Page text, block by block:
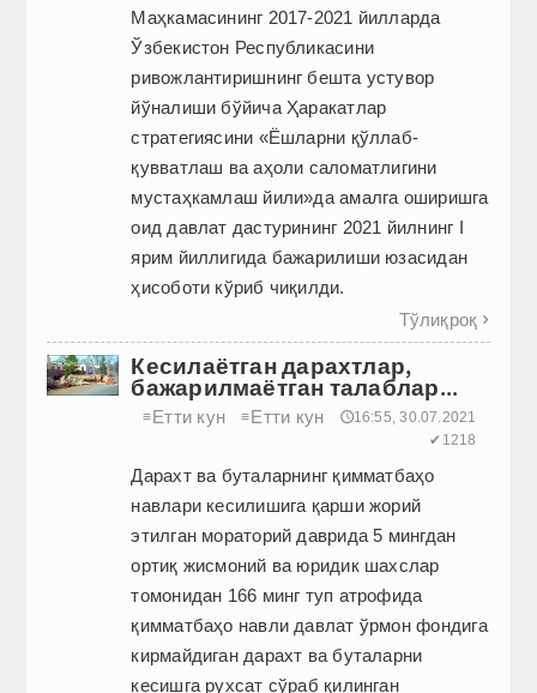
Маҳкамасининг 2017-2021 йилларда
Ўзбекистон Республикасини
ривожлантиришнинг бешта устувор
йўналиши бўйича Ҳаракатлар
стратегиясини «Ёшларни қўллаб-
қувватлаш ва аҳоли саломатлигини
мустаҳкамлаш йили»да амалга оширишга
оид давлат дастурининг 2021 йилнинг I
ярим йиллигида бажарилиши юзасидан
ҳисоботи кўриб чиқилди.
Тўлиқроқ 
Кесилаётган дарахтлар,
бажарилмаётган талаблар...
≡Етти кун ≡Етти кун
🕔16:55, 30.07.2021
✔1218
Дарахт ва буталарнинг қимматбаҳо
навлари кесилишига қарши жорий
этилган мораторий даврида 5 мингдан
ортиқ жисмоний ва юридик шахслар
томонидан 166 минг туп атрофида
қимматбаҳо навли давлат ўрмон фондига
кирмайдиган дарахт ва буталарни
кесишга рухсат сўраб қилинган